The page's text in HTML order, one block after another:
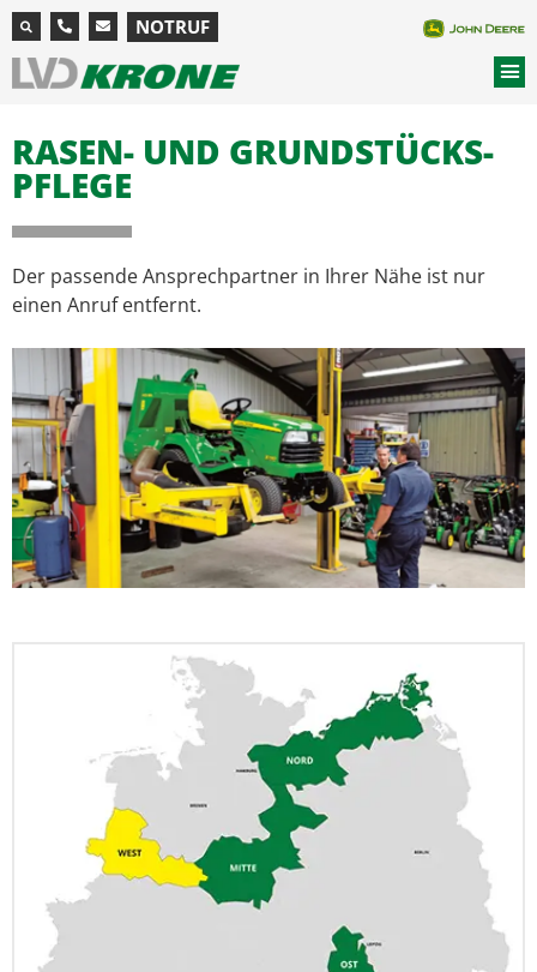
NOTRUF
RASEN- UND GRUND­STÜCKS­
PFLEGE
Der passende Ansprechpartner in Ihrer Nähe ist nur
einen Anruf entfernt.